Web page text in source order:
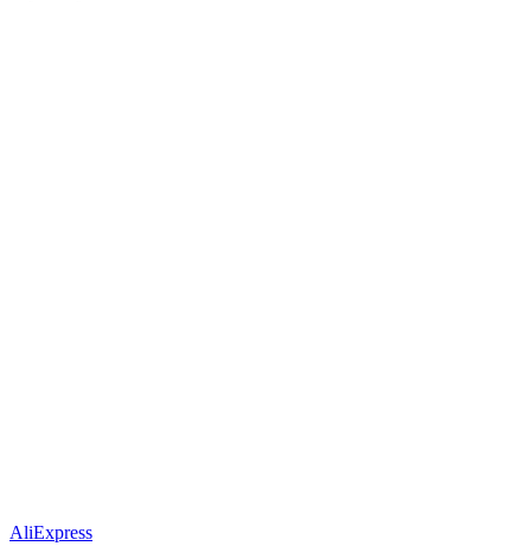
AliExpress